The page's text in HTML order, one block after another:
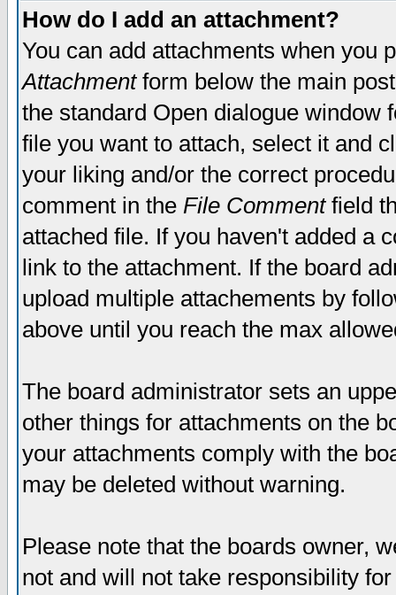
How do I add an attachment?
You can add attachments when you
Attachmentform below the main
the standard Open dialogue window
file you want to attach, select it and
your liking and/or the correct
comment in the File Commentfield
attached file. If you haven't added a
link to the attachment. If the board
upload multiple attachements by
above until you reach the max
The board administrator sets an
other things for attachments on the
your attachments comply with the
may be deleted without warning.
Please note that the boards owner,
not and will not take responsibility